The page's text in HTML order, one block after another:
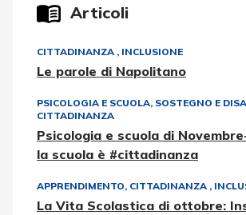
Articoli
CITTADINANZA , INCLUSIONE
Le parole di Napolitano
PSICOLOGIA E SCUOLA, SOSTEGNO E
CITTADINANZA
Psicologia e scuola di
la scuola è #cittadinanza
APPRENDIMENTO, CITTADINANZA ,
La Vita Scolastica di ottobre: